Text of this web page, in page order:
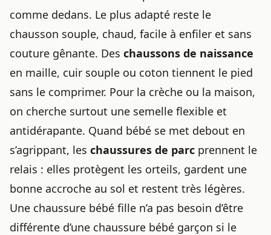
comme dedans. Le plus adapté reste le
chausson souple, chaud, facile à enfiler et sans
couture gênante. Des chaussons de naissance
en maille, cuir souple ou coton tiennent le pied
sans le comprimer. Pour la crèche ou la maison,
on cherche surtout une semelle flexible et
antidérapante. Quand bébé se met debout en
s’agrippant, les chaussures de parc prennent le
relais : elles protègent les orteils, gardent une
bonne accroche au sol et restent très légères.
Une chaussure bébé fille n’a pas besoin d’être
différente d’une chaussure bébé garçon si le